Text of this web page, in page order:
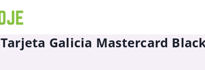
Tarjeta Galicia Mastercard